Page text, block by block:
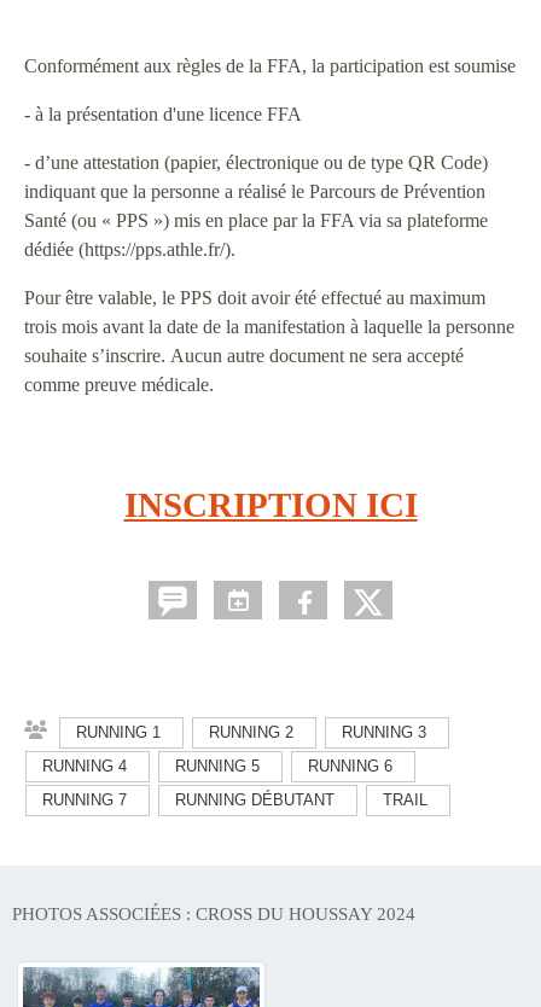
Conformément aux règles de la FFA, la participation est soumise
- à la présentation d'une licence FFA
- d’une attestation (papier, électronique ou de type QR Code)
indiquant que la personne a réalisé le Parcours de Prévention
Santé (ou « PPS ») mis en place par la FFA via sa plateforme
dédiée (https://pps.athle.fr/).
Pour être valable, le PPS doit avoir été effectué au maximum
trois mois avant la date de la manifestation à laquelle la personne
souhaite s’inscrire. Aucun autre document ne sera accepté
comme preuve médicale.
INSCRIPTION ICI
RUNNING 1 RUNNING 2
RUNNING 3
RUNNING 4
RUNNING 5
RUNNING 6
RUNNING 7
RUNNING DÉBUTANT TRAIL
PHOTOS ASSOCIÉES : CROSS DU HOUSSAY 2024